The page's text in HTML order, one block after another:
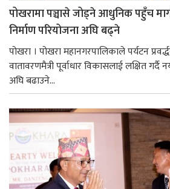
पोखरामा पञ्चासे जोड्ने आधुनिक पहुँच
निर्माण परियोजना अघि बढ्ने
पोखरा । पोखरा महानगरपालिकाले पर्यटन
वातावरणमैत्री पूर्वाधार विकासलाई लक्षित गर्दै
अघि बढाउने...